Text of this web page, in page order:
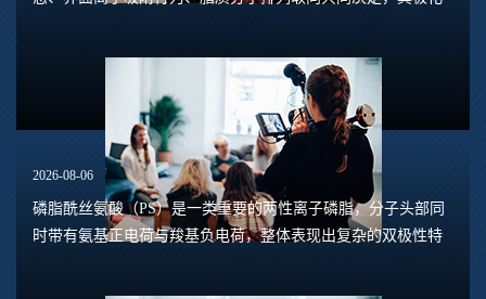
2026-08-06
磷脂酰丝氨酸（PS）是一类重要的两性离子磷脂，分子头部同
时带有氨基正电荷与羧基负电荷，整体表现出复杂的双极性特